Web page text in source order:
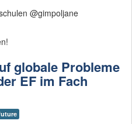
@gimpoljane
globale Probleme
EF im Fach